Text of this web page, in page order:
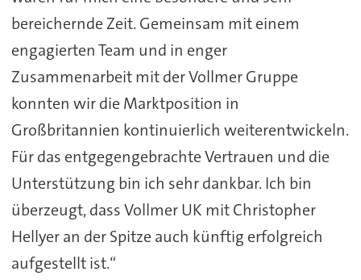
bereichernde Zeit. Gemeinsam mit einem
engagierten Team und in enger
Zusammenarbeit mit der Vollmer Gruppe
konnten wir die Marktposition in
Großbritannien kontinuierlich weiterentwickeln.
Für das entgegengebrachte Vertrauen und die
Unterstützung bin ich sehr dankbar. Ich bin
überzeugt, dass Vollmer UK mit Christopher
Hellyer an der Spitze auch künftig erfolgreich
aufgestellt ist.“